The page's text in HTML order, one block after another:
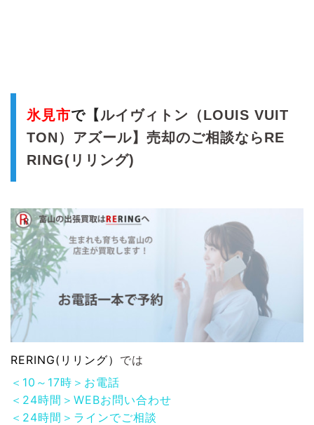
氷見市で【ルイヴィトン（LOUIS VUIT
TON）アズール】売却のご相談ならRE
RING(リリング)
RERING(リリング） では
＜10～17時＞お電話
＜24時間＞WEBお問い合わせ
＜24時間＞ラインでご相談